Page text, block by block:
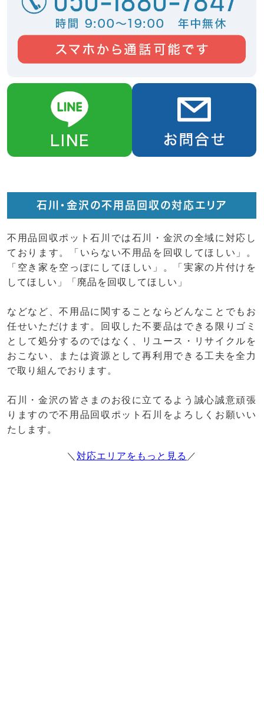
石川・金沢の不用品回収の対応エリア
不用品回収ポット石川では石川・金沢の全域に対応し
ております。「いらない不用品を回収してほしい」。
「空き家を空っぽにしてほしい」。「実家の片付けを
してほしい」「廃品を回収してほしい」
などなど、不用品に関することならどんなことでもお
任せいただけます。回収した不要品はできる限りゴミ
として処分するのではなく、リユース・リサイクルを
おこない、または資源として再利用できる工夫を全力
で取り組んでおります。
石川・金沢の皆さまのお役に立てるよう誠心誠意頑張
りますので不用品回収ポット石川をよろしくお願いい
たします。
＼ 対応エリアをもっと見る ／